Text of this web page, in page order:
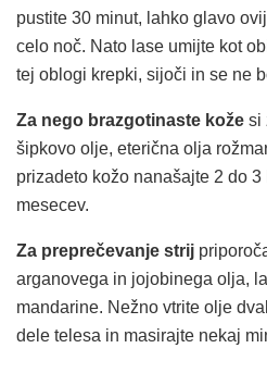
pustite 30 minut, lahko glavo
celo noč. Nato lase umijte kot
tej oblogi krepki, sijoči in se ne
Za nego brazgotinaste kože si
šipkovo olje, eterična olja
prizadeto kožo nanašajte 2 do 3
mesecev.
Za preprečevanje strij
arganovega in jojobinega olja,
mandarine. Nežno vtrite olje
dele telesa in masirajte nekaj